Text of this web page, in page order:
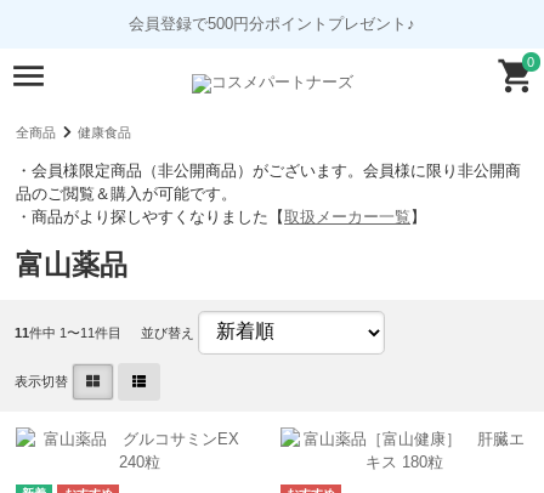
会員登録で500円分ポイントプレゼント♪
0
全商品 健康食品
・会員様限定商品（非公開商品）がございます。会員様に限り非公開商
品のご閲覧＆購入が可能です。
・商品がより探しやすくなりました【取扱メーカー一覧 】
富山薬品
11件中 1〜11件目 並び替え
表示切替